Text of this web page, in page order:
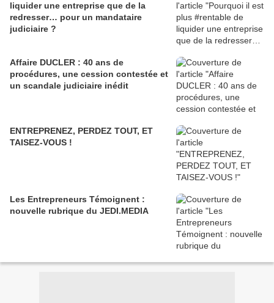
liquider une entreprise que de la
redresser… pour un mandataire
judiciaire ?
Affaire DUCLER : 40 ans de
procédures, une cession contestée et
un scandale judiciaire inédit
ENTREPRENEZ, PERDEZ TOUT, ET
TAISEZ-VOUS !
Les Entrepreneurs Témoignent :
nouvelle rubrique du JEDI.MEDIA